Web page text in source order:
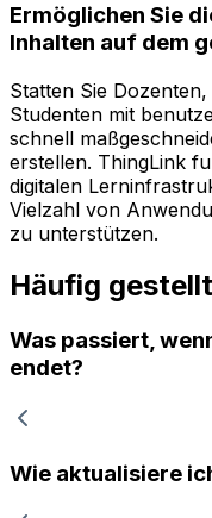
Ermöglichen Sie
Inhalten auf dem
Statten Sie
Studenten mit
schnell
erstellen. ThingLink
digitalen
Vielzahl von
zu unterstützen.
Häufig
Was passiert,
endet?
Wie aktualisiere